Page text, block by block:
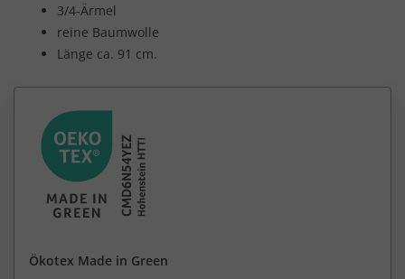
3/4-Ärmel
reine Baumwolle
Länge ca. 91 cm.
Ökotex Made in Green